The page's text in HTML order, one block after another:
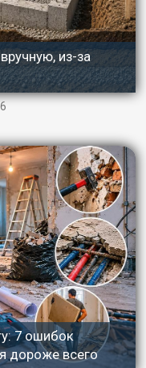
из-за
7 ошибок
дороже всего